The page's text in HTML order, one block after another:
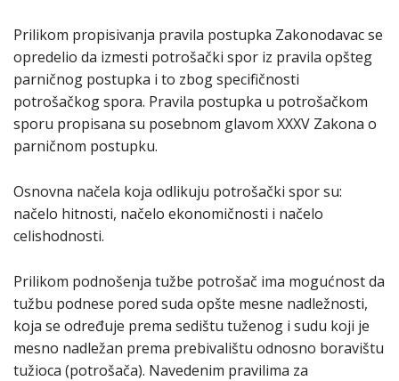
Prilikom propisivanja pravila postupka Zakonodavac se
opredelio da izmesti potrošački spor iz pravila opšteg
parničnog postupka i to zbog specifičnosti
potrošačkog spora. Pravila postupka u potrošačkom
sporu propisana su posebnom glavom XXXV Zakona o
parničnom postupku.
Osnovna načela koja odlikuju potrošački spor su:
načelo hitnosti, načelo ekonomičnosti i načelo
celishodnosti.
Prilikom podnošenja tužbe potrošač ima mogućnost da
tužbu podnese pored suda opšte mesne nadležnosti,
koja se određuje prema sedištu tuženog i sudu koji je
mesno nadležan prema prebivalištu odnosno boravištu
tužioca (potrošača). Navedenim pravilima za